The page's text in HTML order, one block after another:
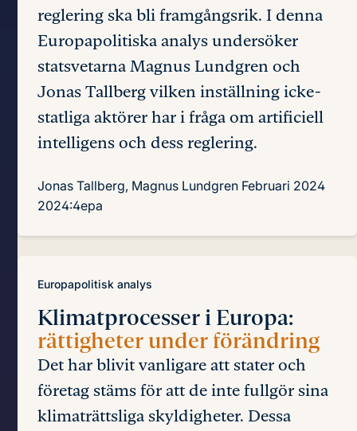
reglering ska bli framgångsrik. I denna
Europapolitiska analys undersöker
statsvetarna Magnus Lundgren och
Jonas Tallberg vilken inställning icke-
statliga aktörer har i fråga om artificiell
intelligens och dess reglering.
Jonas Tallberg, Magnus Lundgren Februari 2024
2024:4epa
Europapolitisk analys
Klimatprocesser i Europa:
rättigheter under förändring
Det har blivit vanligare att stater och
företag stäms för att de inte fullgör sina
klimaträttsliga skyldigheter. Dessa